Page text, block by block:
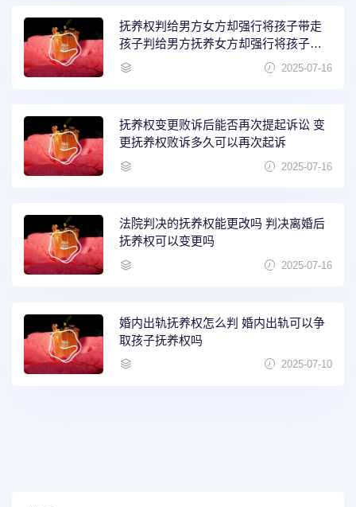
抚养权判给男方女方却强行将孩子带走
孩子判给男方抚养女方却强行将孩子带
走
2025-07-16
抚养权变更败诉后能否再次提起诉讼 变
更抚养权败诉多久可以再次起诉
2025-07-16
法院判决的抚养权能更改吗 判决离婚后
抚养权可以变更吗
2025-07-16
婚内出轨抚养权怎么判 婚内出轨可以争
取孩子抚养权吗
2025-07-10